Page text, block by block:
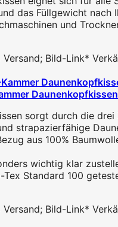
das Füllgewicht
und
Bild-Link*
sorgt durch die
strapazierfähige
aus 100%
wichtig klar
Standard 100
Bild-Link*